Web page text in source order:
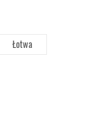
Łotwa